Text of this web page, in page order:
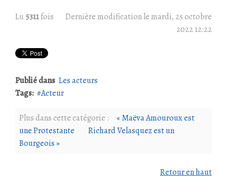
Lu5311fois
Dernière modification le mardi, 25 octobre
2022 12:22
Publié dans Les acteurs
Tags:
Acteur
Plus dans cette catégorie :
« Maëva Amouroux est
une Protestante
Richard Velasquez est un
Bourgeois »
Retour en haut